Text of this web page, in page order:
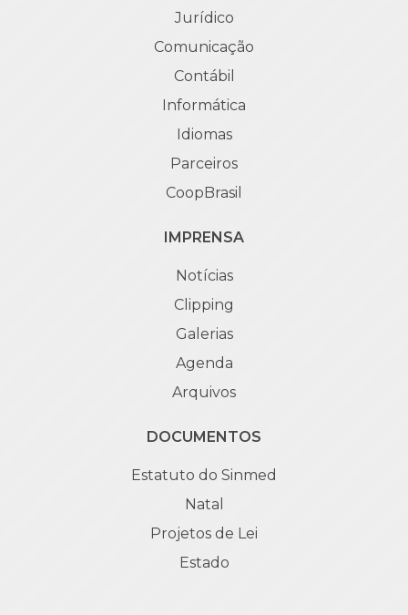
Jurídico
Comunicação
Contábil
Informática
Idiomas
Parceiros
CoopBrasil
IMPRENSA
Notícias
Clipping
Galerias
Agenda
Arquivos
DOCUMENTOS
Estatuto do Sinmed
Natal
Projetos de Lei
Estado